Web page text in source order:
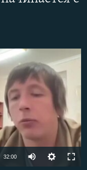
available
32:00